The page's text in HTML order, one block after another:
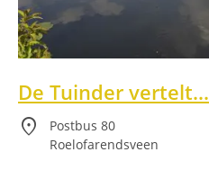
De Tuinder vertelt...
location_on
Postbus 80
Roelofarendsveen